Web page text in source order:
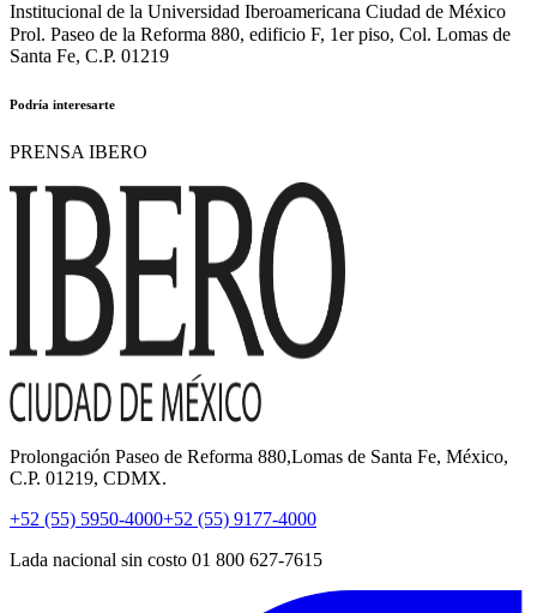
Institucional de la Universidad Iberoamericana Ciudad de México
Prol. Paseo de la Reforma 880, edificio F, 1er piso, Col. Lomas de
Santa Fe, C.P. 01219
Podría interesarte
PRENSA IBERO
Prolongación Paseo de Reforma 880,Lomas de Santa Fe, México,
C.P. 01219, CDMX.
+52 (55) 5950-4000+52 (55) 9177-4000
Lada nacional sin costo 01 800 627-7615